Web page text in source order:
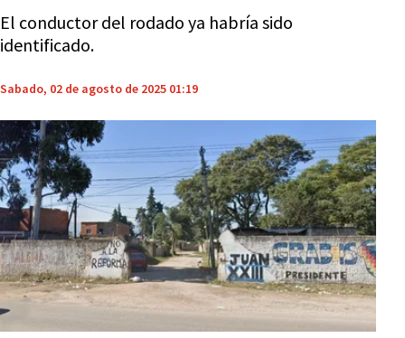
El conductor del rodado ya habría sido
identificado.
Sabado, 02 de agosto de 2025 01:19